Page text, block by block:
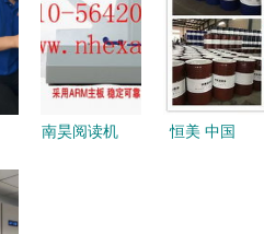
图片与技术
服务的全方
位考量
正式上线，
以技术服务
引领健康新
风尚
南昊阅读机
恒美 中国